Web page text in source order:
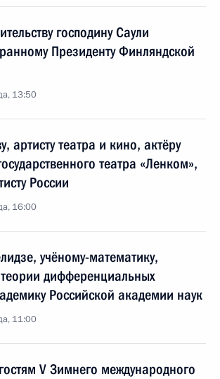
господину Саули
Президенту Финляндской
13:50
артисту театра и кино, актёру
театра «Ленком»,
России
16:00
учёному-математику,
теории дифференциальных
Российской академии наук
11:00
V Зимнего международного